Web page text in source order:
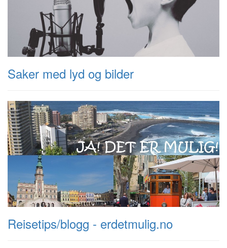
Saker med lyd og bilder
Reisetips/blogg - erdetmulig.no